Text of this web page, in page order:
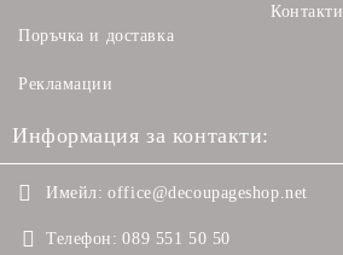
Поръчка и доставка
Рекламации
Контакти
Информация за контакти:
Имейл: office@decoupageshop.net
Телефон: 089 551 50 50